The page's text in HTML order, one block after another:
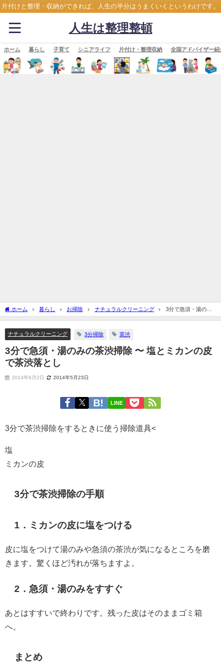
片付けと整理・収納ができれば、人生の半分はうまくいくというわけです。
人生は整理整頓
ホーム 暮らし 子育て シニアライフ 片付け・整理収納 全国アドバイザー紹
ホーム 暮らし お掃除 ナチュラルクリーニング
3分で急須・湯のみ
の茶渋掃除 〜 塩とミカンの皮で茶渋落とし
ナチュラルクリーニング 3分掃除 茶渋
3分で急須・湯のみの茶渋掃除 〜 塩とミカンの皮
で茶渋落とし
2014年6月2日 2014年5月23日
LINE
3分で茶渋掃除をするときに使う掃除道具<
塩
ミカンの皮
3分で茶渋掃除の手順
1．ミカンの皮に塩をつける
皮に塩をつけて湯のみや急須の茶渋が気になるところを磨
きます。驚くほど汚れが落ちますよ。
2．急須・湯のみをすすぐ
あとはすすいで終わりです。残った皮はそのままゴミ箱
へ。
まとめ